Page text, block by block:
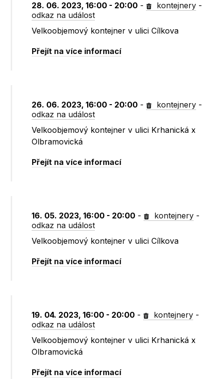
28. 06. 2023, 16:00 - 20:00 - kontejnery -
odkaz na událost
Velkoobjemový kontejner v ulici Cílkova
Přejít na více informací
26. 06. 2023, 16:00 - 20:00 - kontejnery -
odkaz na událost
Velkoobjemový kontejner v ulici Krhanická x
Olbramovická
Přejít na více informací
16. 05. 2023, 16:00 - 20:00 - kontejnery -
odkaz na událost
Velkoobjemový kontejner v ulici Cílkova
Přejít na více informací
19. 04. 2023, 16:00 - 20:00 - kontejnery -
odkaz na událost
Velkoobjemový kontejner v ulici Krhanická x
Olbramovická
Přejít na více informací